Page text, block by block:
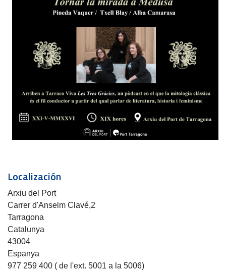
Localización
Arxiu del Port
Carrer d'Anselm Clavé,2
Tarragona
Catalunya
43004
Espanya
977 259 400 ( de l'ext. 5001 a la 5006)